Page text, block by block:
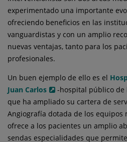
experimentado una importante
ofreciendo beneficios en las
vanguardistas y con un amplio
nuevas ventajas, tanto para los
profesionales.
Un buen ejemplo de ello es el
Juan Carlos
-hospital público de
que ha ampliado su cartera de
Angiografía dotada de los equipos
ofrece a los pacientes un amplio
sendas especialidades que